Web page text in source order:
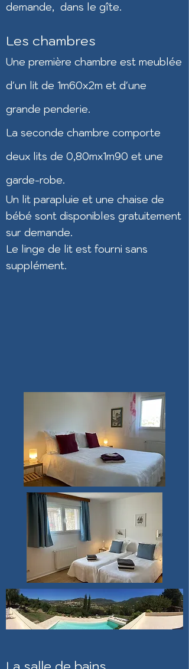
demande, dans le gîte.
Les chambres
Une première chambre est meublée
d'un lit de 1m60x2m et d'une
grande penderie.
La seconde chambre comporte
deux lits de 0,80mx1m90 et une
garde-robe.
Un lit parapluie et une chaise de
bébé sont disponibles gratuitement
sur demande.
Le linge de lit est fourni sans
supplément.